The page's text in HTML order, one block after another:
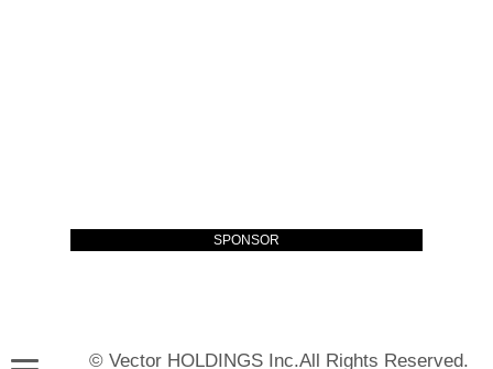
SPONSOR
© Vector HOLDINGS Inc.All Rights Reserved.